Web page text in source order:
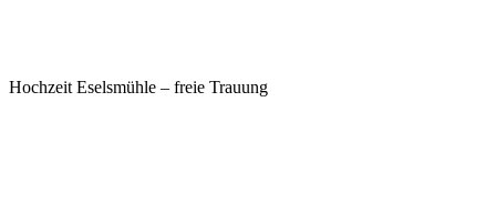
Hochzeit Eselsmühle – freie Trauung